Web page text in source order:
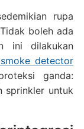
rupa
boleh ada
ini dilakukan
detector
ganda:
sprinkler untuk